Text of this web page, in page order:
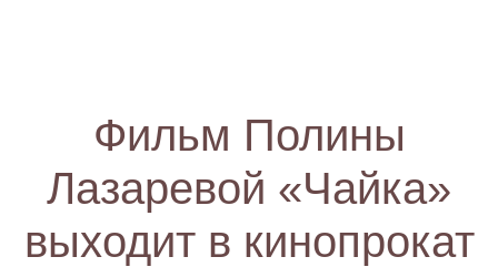
Фильм Полины
Лазаревой «Чайка»
выходит в кинопрокат